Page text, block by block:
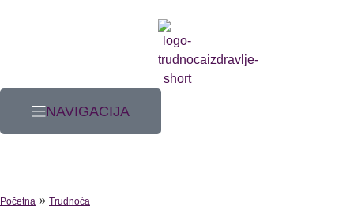
NAVIGACIJA
Početna » Trudnoća